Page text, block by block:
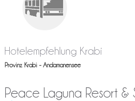
Hotelempfehlung Krabi
Provinz Krabi - Andamanensee
Peace Laguna Resort &